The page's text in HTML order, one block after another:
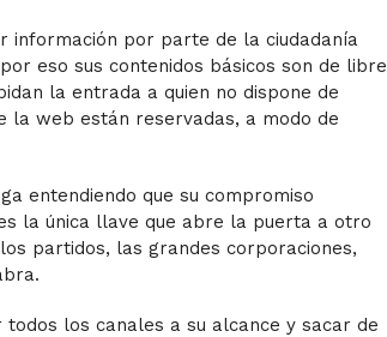
información por parte de la ciudadanía
eso sus contenidos básicos son de libre
la entrada a quien no dispone de
la web están reservadas, a modo de
entendiendo que su compromiso
la única llave que abre la puerta a otro
partidos, las grandes corporaciones,
los canales a su alcance y sacar de